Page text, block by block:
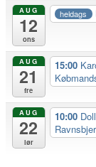
AUG
12
ons
heldags
AUG
21
fre
15:00
AUG
22
lør
10:00